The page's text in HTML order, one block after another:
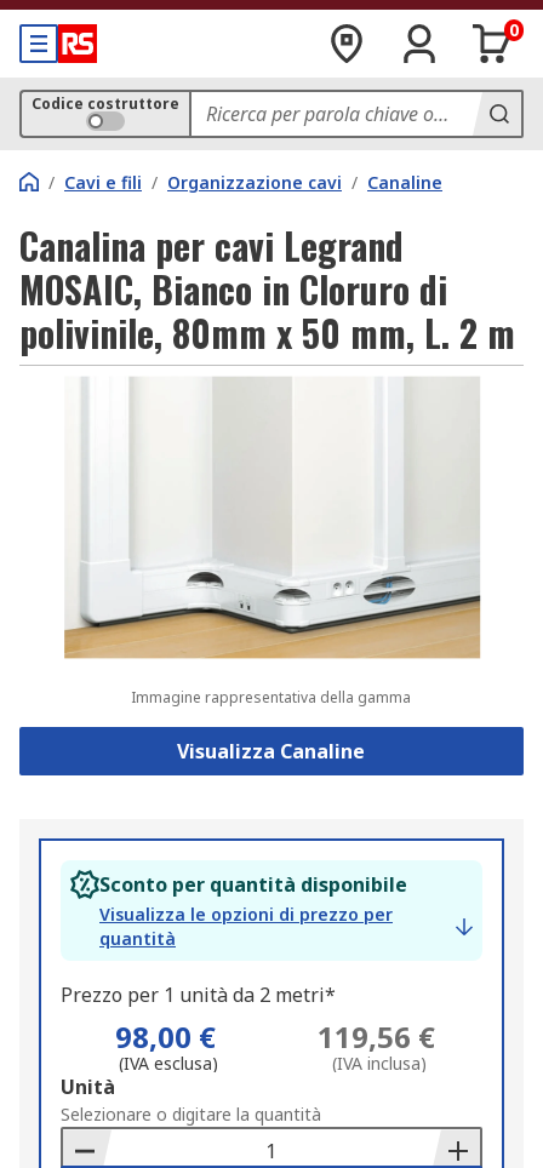
0
Codice costruttore
/ Cavi e fili / Organizzazione cavi / Canaline
Canalina per cavi Legrand
MOSAIC, Bianco in Cloruro di
polivinile, 80mm x 50 mm, L. 2 m
Immagine rappresentativa della gamma
Visualizza Canaline
Sconto per quantità disponibile
Visualizza le opzioni di prezzo per
quantità
Prezzo per 1 unità da 2 metri*
98,00 €
(IVA esclusa)
119,56 €
(IVA inclusa)
Add
to
Basket
Unità
Selezionare o digitare la quantità